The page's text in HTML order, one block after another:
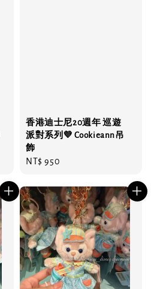
香港迪士尼20週年 巡遊
派對系列💜 Cookieann吊
飾
Regular
NT$ 950